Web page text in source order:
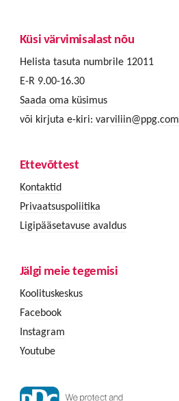
Küsi värvimisalast nõu
Helista tasuta numbrile 12011
E-R 9.00-16.30
Saada oma küsimus
või kirjuta e-kiri: varviliin@ppg.com
Ettevõttest
Kontaktid
Privaatsuspoliitika
Ligipääsetavuse avaldus
Jälgi meie tegemisi
Koolituskeskus
Facebook
Instagram
Youtube